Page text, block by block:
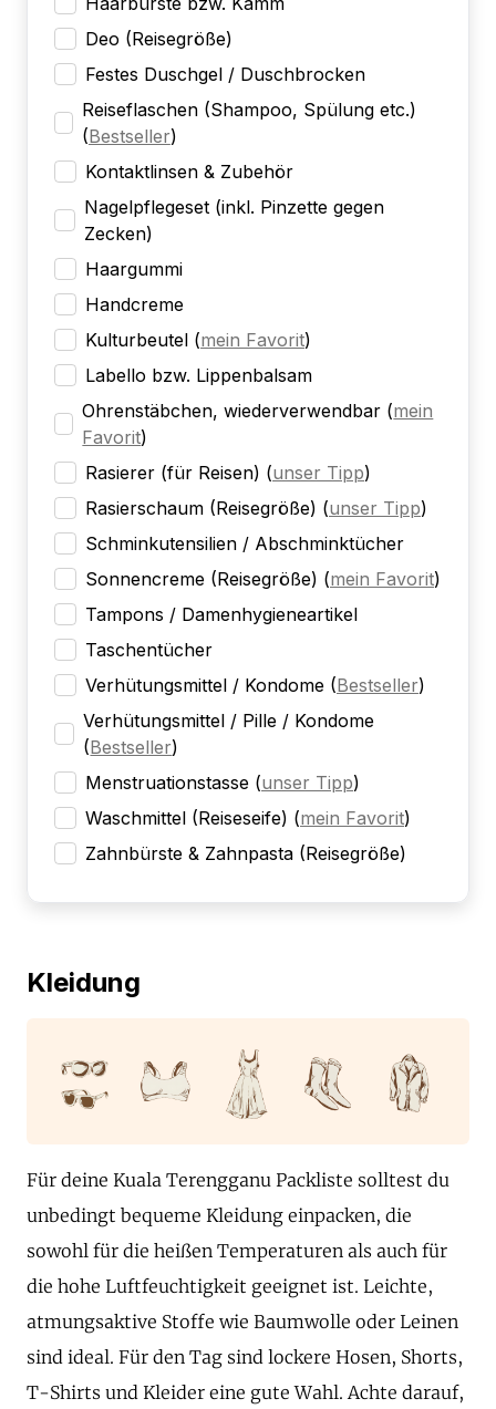
Deo (Reisegröße)
Festes Duschgel / Duschbrocken
Reiseflaschen (Shampoo, Spülung etc.)
(Bestseller)
Kontaktlinsen & Zubehör
Nagelpflegeset (inkl. Pinzette gegen
Zecken)
Haargummi
Handcreme
Kulturbeutel (mein Favorit)
Labello bzw. Lippenbalsam
Ohrenstäbchen, wiederverwendbar (mein
Favorit)
Rasierer (für Reisen) (unser Tipp)
Rasierschaum (Reisegröße) (unser Tipp)
Schminkutensilien / Abschminktücher
Sonnencreme (Reisegröße) (mein Favorit)
Tampons / Damenhygieneartikel
Taschentücher
Verhütungsmittel / Kondome (Bestseller)
Verhütungsmittel / Pille / Kondome
(Bestseller)
Menstruationstasse (unser Tipp)
Waschmittel (Reiseseife) (mein Favorit)
Zahnbürste & Zahnpasta (Reisegröße)
Kleidung
Für deine Kuala Terengganu Packliste solltest du
unbedingt bequeme Kleidung einpacken, die
sowohl für die heißen Temperaturen als auch für
die hohe Luftfeuchtigkeit geeignet ist. Leichte,
atmungsaktive Stoffe wie Baumwolle oder Leinen
sind ideal. Für den Tag sind lockere Hosen, Shorts,
T-Shirts und Kleider eine gute Wahl. Achte darauf,